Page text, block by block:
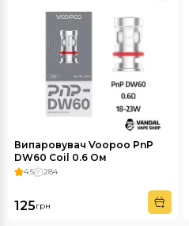
Випаровувач Voopoo PnP
DW60 Coil 0.6 Ом
4.5 284
125грн